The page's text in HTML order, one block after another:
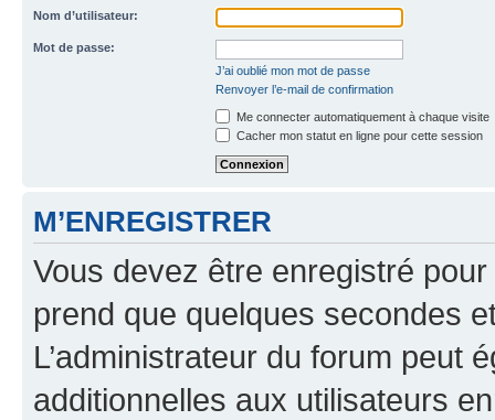
Nom d’utilisateur:
Mot de passe:
J’ai oublié mon mot de passe
Renvoyer l’e-mail de confirmation
Me connecter automatiquement à chaque visite
Cacher mon statut en ligne pour cette session
M’ENREGISTRER
Vous devez être enregistré
prend que quelques secondes
L’administrateur du forum peut
additionnelles aux utilisateurs